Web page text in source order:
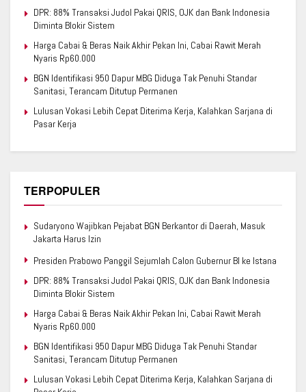
DPR: 88% Transaksi Judol Pakai QRIS, OJK dan Bank Indonesia
Diminta Blokir Sistem
Harga Cabai & Beras Naik Akhir Pekan Ini, Cabai Rawit Merah
Nyaris Rp60.000
BGN Identifikasi 950 Dapur MBG Diduga Tak Penuhi Standar
Sanitasi, Terancam Ditutup Permanen
Lulusan Vokasi Lebih Cepat Diterima Kerja, Kalahkan Sarjana di
Pasar Kerja
TERPOPULER
Sudaryono Wajibkan Pejabat BGN Berkantor di Daerah, Masuk
Jakarta Harus Izin
Presiden Prabowo Panggil Sejumlah Calon Gubernur BI ke Istana
DPR: 88% Transaksi Judol Pakai QRIS, OJK dan Bank Indonesia
Diminta Blokir Sistem
Harga Cabai & Beras Naik Akhir Pekan Ini, Cabai Rawit Merah
Nyaris Rp60.000
BGN Identifikasi 950 Dapur MBG Diduga Tak Penuhi Standar
Sanitasi, Terancam Ditutup Permanen
Lulusan Vokasi Lebih Cepat Diterima Kerja, Kalahkan Sarjana di